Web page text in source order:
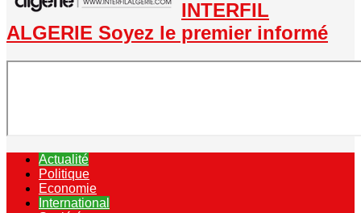
INTERFIL
ALGERIE Soyez le premier informé
Actualité
Politique
Economie
International